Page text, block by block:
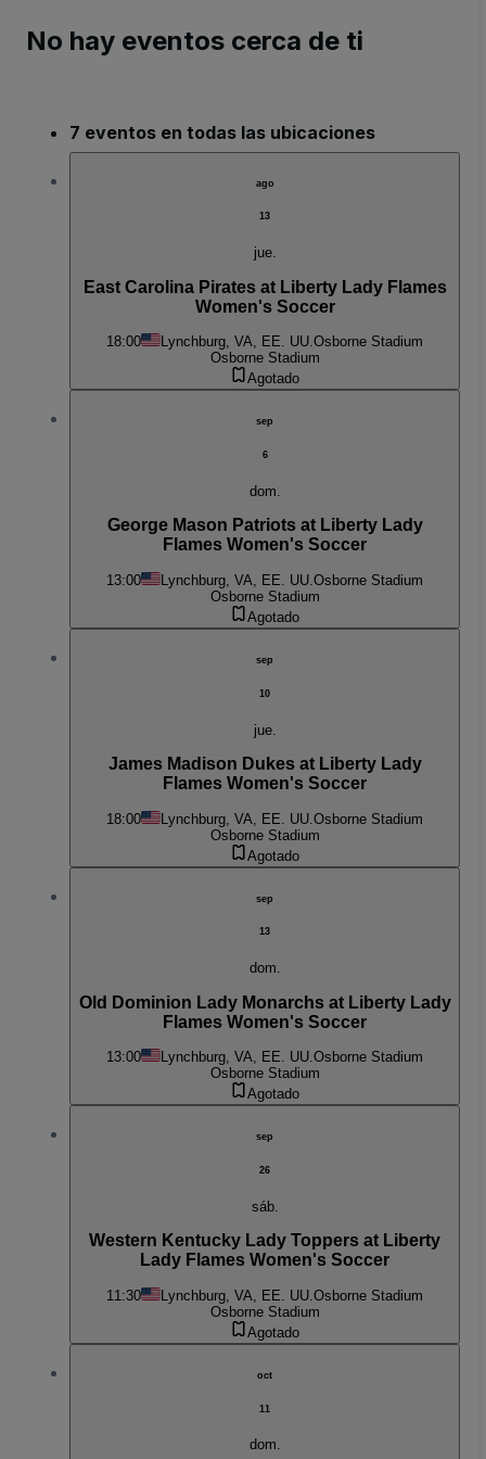
No hay eventos cerca de ti
7 eventos en todas las ubicaciones
ago
13
jue.
East Carolina Pirates at Liberty Lady Flames
Women's Soccer
18:00 Lynchburg, VA, EE. UU.Osborne Stadium
Osborne Stadium
Agotado
sep
6
dom.
George Mason Patriots at Liberty Lady
Flames Women's Soccer
13:00 Lynchburg, VA, EE. UU.Osborne Stadium
Osborne Stadium
Agotado
sep
10
jue.
James Madison Dukes at Liberty Lady
Flames Women's Soccer
18:00 Lynchburg, VA, EE. UU. Osborne Stadium
Osborne Stadium
Agotado
sep
13
dom.
Old Dominion Lady Monarchs at Liberty Lady
Flames Women's Soccer
13:00 Lynchburg, VA, EE. UU.Osborne Stadium
Osborne Stadium
Agotado
sep
26
sáb.
Western Kentucky Lady Toppers at Liberty
Lady Flames Women's Soccer
11:30 Lynchburg, VA, EE. UU. Osborne Stadium
Osborne Stadium
Agotado
oct
11
dom.